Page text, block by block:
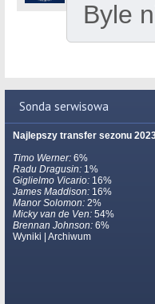
Byle
Sonda serwisowa
Najlepszy transfer sezonu
Timo Werner: 6%
Radu Dragusin: 1%
Giglielmo Vicario: 16%
James Maddison: 16%
Manor Solomon: 2%
Micky van de Ven: 54%
Brennan Johnson: 6%
Wyniki
Archiwum